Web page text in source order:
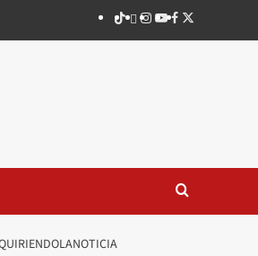
TikTok
threads
Instagram
Youtube
Facebook
X